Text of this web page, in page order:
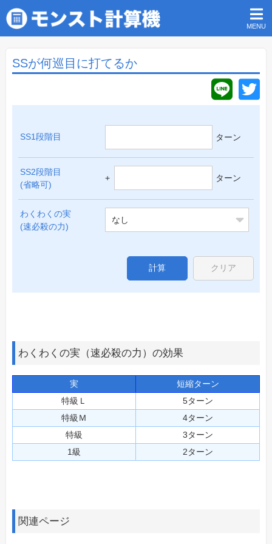
MENU
SSが何巡目に打てるか
SS1段階目 ターン
SS2段階目
(省略可)
+ ターン
わくわくの実
(速必殺の力)
なし
計算 クリア
わくわくの実（速必殺の力）の効果
実
短縮ターン
特級Ｌ
5ターン
特級Ｍ
4ターン
特級
3ターン
1級
2ターン
関連ページ